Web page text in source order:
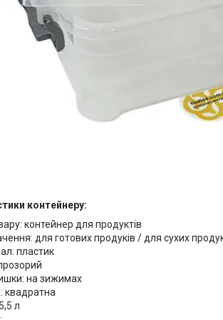
контейнеру:
контейнер для продуктів
для готових продуків / для сухих
пластик
на зижимах
квадратна
л